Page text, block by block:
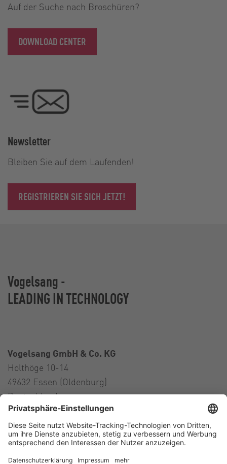
Auf der Suche nach Broschüren?
DOWNLOAD CENTER
Newsletter
Bleiben Sie auf dem Laufenden!
REGISTRIEREN SIE SICH JETZT!
Vogelsang -
LEADING IN TECHNOLOGY
Vogelsang GmbH & Co. KG
Holthöge 10-14
49632 Essen (Oldenburg)
Deutschland
Kontakt
Tel.:+49 5434 83 0